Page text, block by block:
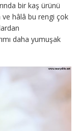
bir kaş ürünü
ve hâlâ bu rengi çok
daha yumuşak